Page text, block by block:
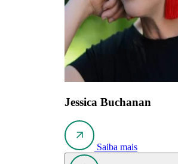
Jessica Buchanan
Saiba mais